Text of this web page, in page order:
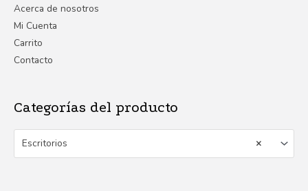
Acerca de nosotros
Mi Cuenta
Carrito
Contacto
Categorías del producto
×
Escritorios